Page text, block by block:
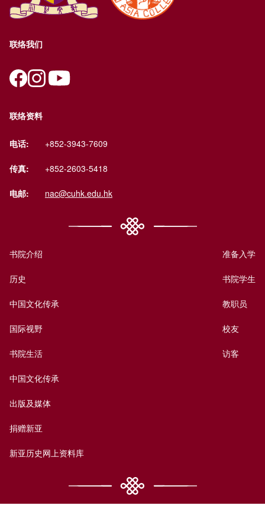
联络我们
联络资料
电话: +852-3943-7609
传真: +852-2603-5418
电邮: nac@cuhk.edu.hk
书院介绍
历史
中国文化传承
国际视野
书院生活
中国文化传承
出版及媒体
捐赠新亚
新亚历史网上资料库
准备入学
书院学生
教职员
校友
访客